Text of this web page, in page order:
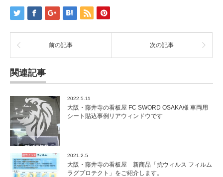
前の記事 次の記事
関連記事
2022.5.11
大阪・藤井寺の看板屋 FC SWORD OSAKA様 車両用
シート貼込事例リアウィンドウです
2021.2.5
大阪・藤井寺の看板屋 新商品「抗ウィルス フィルム
ラグプロテクト」をご紹介します。